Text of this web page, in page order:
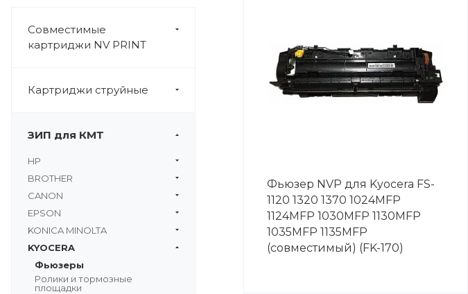
Совместимые
картриджи NV PRINT
Картриджи струйные
ЗИП для КМТ
HP
BROTHER
CANON
EPSON
KONICA MINOLTA
KYOCERA
Фьюзеры
Ролики и тормозные
площадки
Фьюзер NVP для Kyocera FS-
1120 1320 1370 1024MFP
1124MFP 1030MFP 1130MFP
1035MFP 1135MFP
(совместимый) (FK-170)